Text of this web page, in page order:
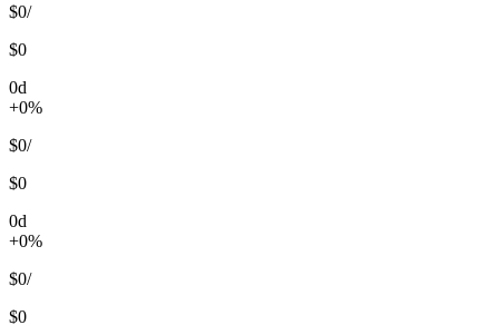
$0/
$0
0d
+0%
$0/
$0
0d
+0%
$0/
$0